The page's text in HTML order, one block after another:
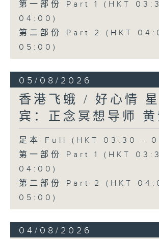
第一部份 Part 1 (HKT
04:00)
第二部份 Part 2 (HKT
05:00)
05/08/2026
香港飞蛾 / 好心情
宾：正念冥想导师 黄
足本 Full (HKT 03:30 -
第一部份 Part 1 (HKT
04:00)
第二部份 Part 2 (HKT
05:00)
04/08/2026